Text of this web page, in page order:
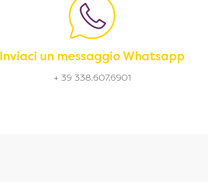
Inviaci un messaggio Whatsapp
+ 39 338.607.6901